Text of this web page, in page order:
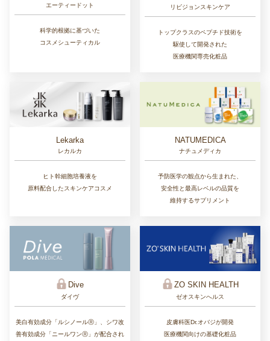
エーティードット
科学的根拠に基づいた
コスメシューティカル
リビジョンスキンケア
トップクラスのペプチド技術を
駆使して開発された
医療機関専売化粧品
Lekarka
レカルカ
ヒト幹細胞培養液を
原料配合したスキンケアコスメ
NATUMEDICA
ナチュメディカ
予防医学の観点から生まれた、
安全性と最高レベルの品質を
維持するサプリメント
Dive
ダイヴ
美白有効成分「ルシノールⓇ」、シワ改
善有効成分「ニールワンⓇ」が配合され
ZO SKIN HEALTH
ゼオスキンへルス
皮膚科医Dr.オバジが開発
医療機関向けの基礎化粧品